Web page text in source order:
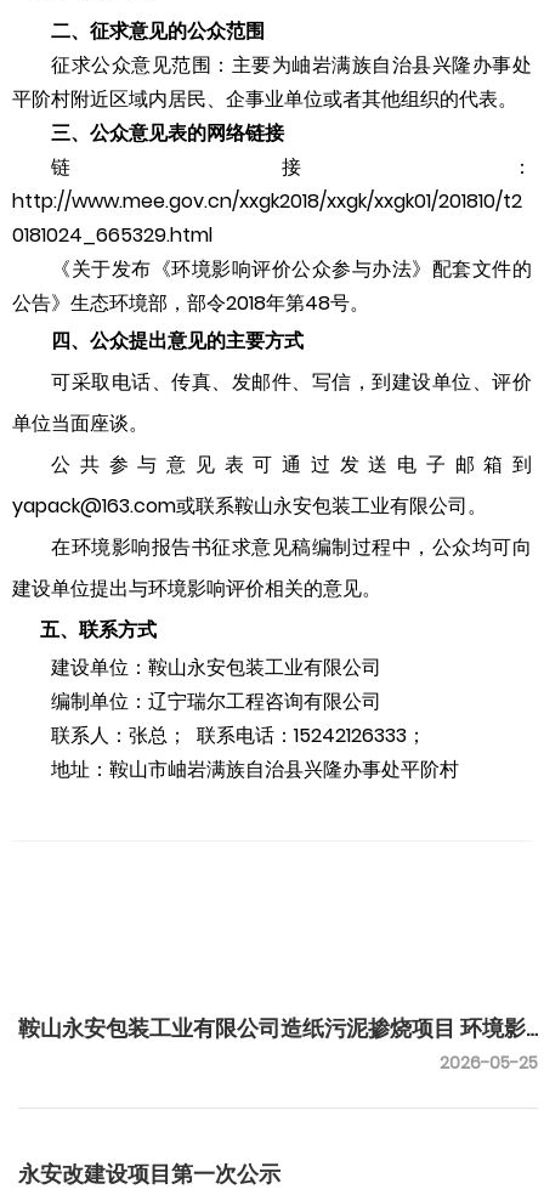
二、征求意见的公众范围
征求公众意见范围：主要为岫岩满族自治县兴隆办事处
平阶村附近区域内居民、企事业单位或者其他组织的代表。
三、公众意见表的网络链接
链接：
http://www.mee.gov.cn/xxgk2018/xxgk/xxgk01/201810/t2
0181024_665329.html
《关于发布《环境影响评价公众参与办法》配套文件的
公告》生态环境部，部令2018年第48号。
四、公众提出意见的主要方式
可采取电话、传真、发邮件、写信，到建设单位、评价
单位当面座谈。
公共参与意见表可通过发送电子邮箱到
yapack@163.com或联系鞍山永安包装工业有限公司。
在环境影响报告书征求意见稿编制过程中，公众均可向
建设单位提出与环境影响评价相关的意见。
五、联系方式
建设单位：鞍山永安包装工业有限公司
编制单位：辽宁瑞尔工程咨询有限公司
联系人：张总 ； 联系电话： 15242126333；
地址：鞍山市岫岩满族自治县兴隆办事处平阶村
鞍山永安包装工业有限公司造纸污泥掺烧项目 环境影
2026-05-25
永安改建设项目第一次公示